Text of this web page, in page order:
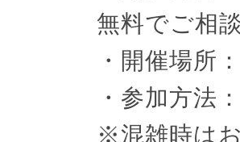
無料でご相
・開催場所
・参加方法
※混雑時は